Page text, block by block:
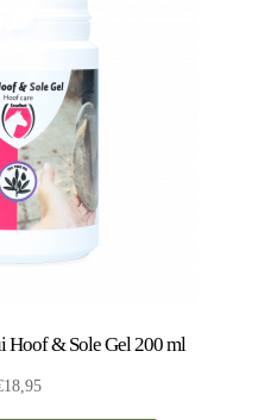
Hoof & Sole Gel 200 ml
18,95